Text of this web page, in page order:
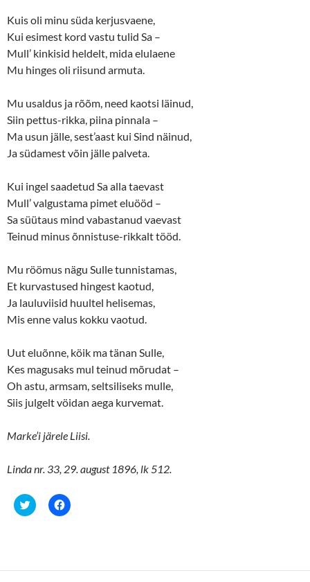
Kuis oli minu süda kerjusvaene,
Kui esimest kord vastu tulid Sa –
Mull’ kinkisid heldelt, mida elulaene
Mu hinges oli riisund armuta.
Mu usaldus ja rõõm, need kaotsi läinud,
Siin pettus-rikka, piina pinnala –
Ma usun jälle, sest’aast kui Sind näinud,
Ja südamest võin jälle palveta.
Kui ingel saadetud Sa alla taevast
Mull’ valgustama pimet eluööd –
Sa süütaus mind vabastanud vaevast
Teinud minus õnnistuse-rikkalt tööd.
Mu röömus nägu Sulle tunnistamas,
Et kurvastused hingest kaotud,
Ja lauluviisid huultel helisemas,
Mis enne valus kokku vaotud.
Uut eluõnne, köik ma tänan Sulle,
Kes magusaks mul teinud mõrudat –
Oh astu, armsam, seltsiliseks mulle,
Siis julgelt vöidan aega kurvemat.
Marke’i järele Liisi.
Linda nr. 33, 29. august 1896, lk 512.
C
l
h
C
l
h